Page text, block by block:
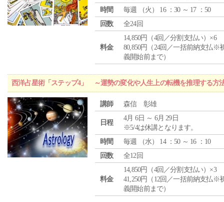
時間
毎週 （火 ） 16 ：30 ～ 17 ：50
回数
全24回
料金
14,850円（4回／分割支払い）×6
80,850円（24回／一括前納支払※
義開始前まで）
西洋占星術「ステップ4」 ～運勢の変化や人生上の転機を推理する方
講師 森信 彰雄
日程
4月 6日 ～ 6月 29日
※5/4は休講となります。
時間
毎週 （水） 14 ：50 ～ 16 ：10
回数
全12回
料金
14,850円（4回／分割支払い）×3
41,250円（12回／一括前納支払※
義開始前まで）